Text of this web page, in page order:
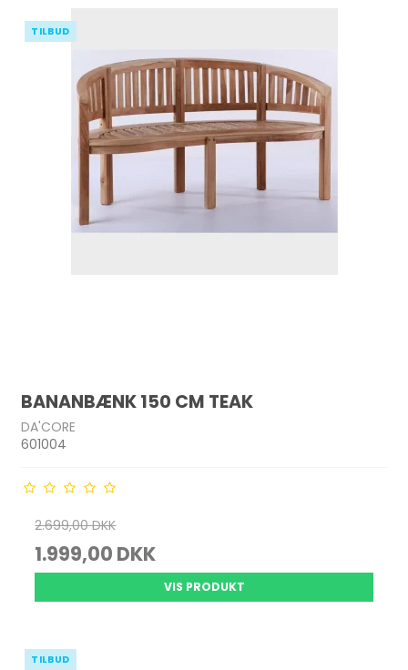
TILBUD
BANANBÆNK 150 CM TEAK
DA'CORE
601004
2.699,00 DKK
1.999,00 DKK
VIS PRODUKT
TILBUD